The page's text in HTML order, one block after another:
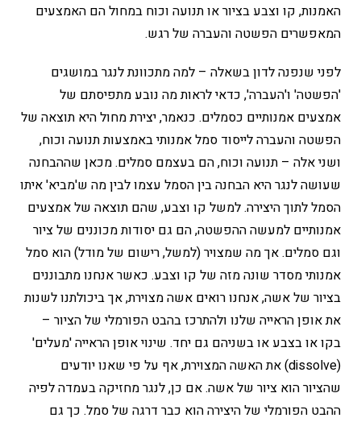
האמנות, קו וצבע בציור או תנועה וכוח במחול הם האמצעים
המאפשרים הפשטה והעברה של רגש.
לפני שנפנה לדון בשאלה – למה מתכוונת לנגר במושגים
'הפשטה' ו'העברה', כדאי לראות מה נובע מתפיסתם של
אמצעים אמנותיים כסמלים. כנאמר, יצירת מחול היא תוצאה של
הפשטה והעברה לייסוד סמל אמנותי באמצעות תנועה וכוח,
ושני אלה – תנועה וכוח, הם בעצמם סמלים. מכאן שההבחנה
שעושה לנגר היא הבחנה בין הסמל עצמו לבין מה ש'מביא' איתו
הסמל לתוך היצירה. למשל קו וצבע, שהם תוצאה של אמצעים
אמנותיים למעשה ההפשטה, הם גם יסודות מכוננים של ציור
וגם סמלים. אך מה שמצויר (למשל, רישום של מודל) הוא סמל
אמנותי מסדר שונה מזה של קו וצבע. כאשר אנחנו מתבוננים
בציור של אשה, אנחנו רואים אשה מצוירת, אך ביכולתנו לשנות
את אופן הראייה שלנו ולהתרכז בהבט הפורמלי של הציור –
בקו או בצבע או בשניהם גם יחד. שינוי אופן הראייה 'מעלים'
(dissolve) את האשה המצוירת, אף על פי שאנו יודעים
שהציור הוא ציור של אשה. אם כן, לנגר מחזיקה בעמדה לפיה
ההבט הפורמלי של היצירה הוא כבר דרגה של סמל. כך גם